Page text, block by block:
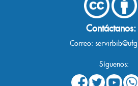
Contáctanos:
Correo:
Síguenos: